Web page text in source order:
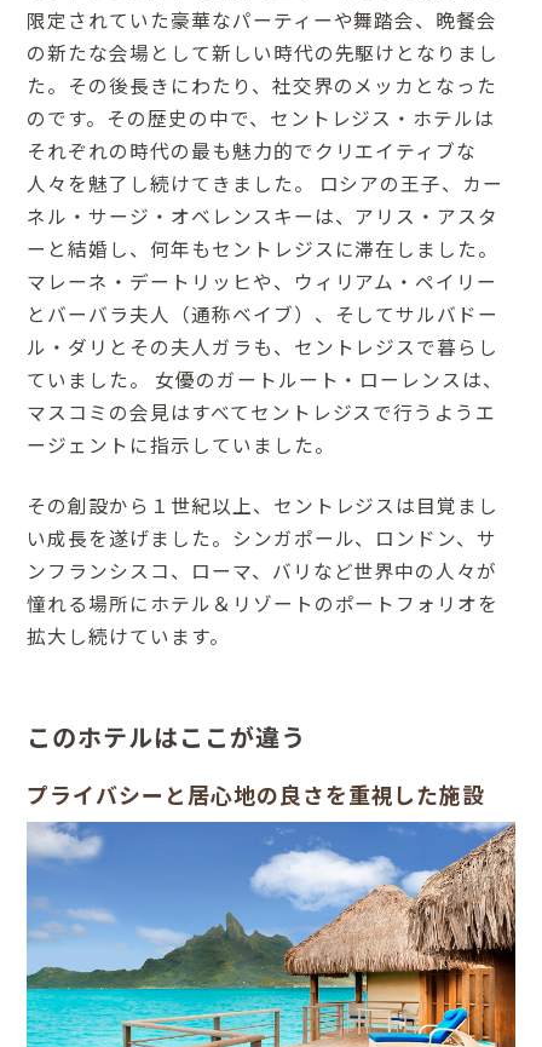
限定されていた豪華なパーティーや舞踏会、晩餐会
の新たな会場として新しい時代の先駆けとなりまし
た。その後長きにわたり、社交界のメッカとなった
のです。その歴史の中で、セントレジス・ホテルは
それぞれの時代の最も魅力的でクリエイティブな
人々を魅了し続けてきました。 ロシアの王子、カー
ネル・サージ・オベレンスキーは、アリス・アスタ
ーと結婚し、何年もセントレジスに滞在しました。
マレーネ・デートリッヒや、ウィリアム・ペイリー
とバーバラ夫人（通称ベイブ）、そしてサルバドー
ル・ダリとその夫人ガラも、セントレジスで暮らし
ていました。 女優のガートルート・ローレンスは、
マスコミの会見はすべてセントレジスで行うようエ
ージェントに指示していました。
その創設から１世紀以上、セントレジスは目覚まし
い成長を遂げました。シンガポール、ロンドン、サ
ンフランシスコ、ローマ、バリなど世界中の人々が
憧れる場所にホテル＆リゾートのポートフォリオを
拡大し続けています。
このホテルはここが違う
プライバシーと居心地の良さを重視した施設